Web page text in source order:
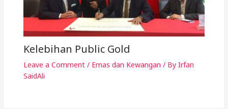
Kelebihan Public Gold
Leave a Comment / Emas dan Kewangan / By Irfan
SaidAli